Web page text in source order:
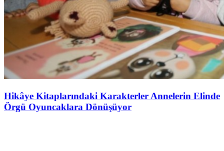
Hikâye Kitaplarındaki Karakterler Annelerin Elinde
Örgü Oyuncaklara Dönüşüyor